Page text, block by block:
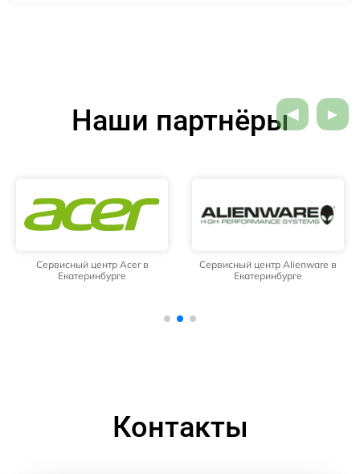
Наши партнёры
Сервисный центр Acer в
Екатеринбурге
Сервисный центр Alienware в
Екатеринбурге
Контакты